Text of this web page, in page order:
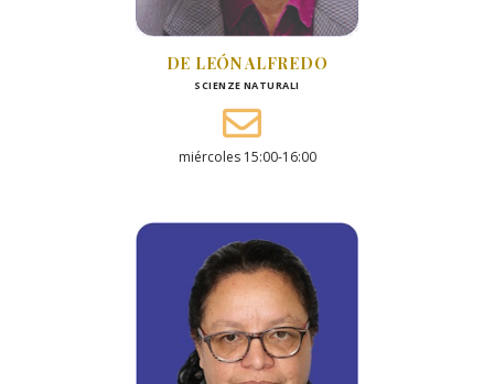
DE LEÓN ALFREDO
SCIENZE NATURALI
miércoles 15:00-16:00